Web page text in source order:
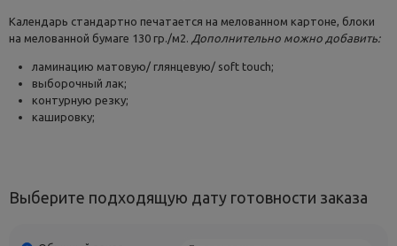
Календарь стандартно печатается на мелованном картоне, блоки
на мелованной бумаге 130 гр./м2.
Дополнительно можно добавить:
ламинацию матовую/ глянцевую/ soft touch;
выборочный лак;
контурную резку;
кашировку;
Выберите подходящую дату готовности заказа